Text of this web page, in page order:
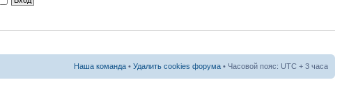
Наша команда • Удалить cookies форума • Часовой пояс: UTC + 3 часа